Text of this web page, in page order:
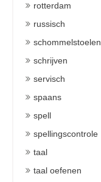
rotterdam
russisch
schommelstoelen
schrijven
servisch
spaans
spell
spellingscontrole
taal
taal oefenen